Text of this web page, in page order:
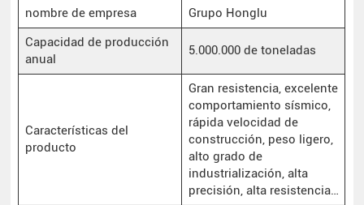
nombre de empresa
Grupo Honglu
Capacidad de producción
anual
5.000.000 de toneladas
Características del
producto
Gran resistencia, excelente
comportamiento sísmico,
rápida velocidad de
construcción, peso ligero,
alto grado de
industrialización, alta
precisión, alta resistencia…